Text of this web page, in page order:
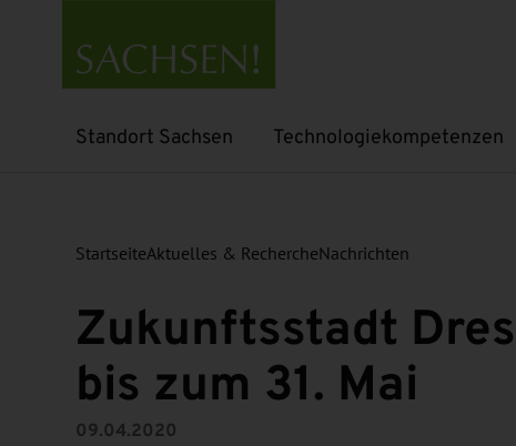
Standort Sachsen
Untermenü öffnen Technologiekompetenzen
Untermenü öffnen
StartseiteAktuelles & RechercheNachrichten
Zukunftsstadt
bis zum 31. Mai
09.04.2020